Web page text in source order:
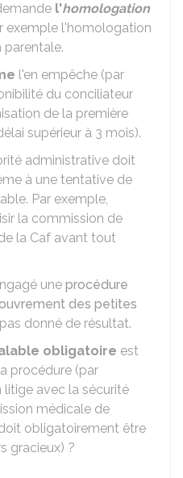
l'homologation
exemple l'homologation
parentale.
l'en empêche (par
du conciliateur
de la première
supérieur à 3 mois).
administrative doit
à une tentative de
Par exemple,
la commission de
la Caf avant tout
une procédure
des petites
donné de résultat.
obligatoire est
procédure (par
litige avec la sécurité
médicale de
obligatoirement être
gracieux) ?